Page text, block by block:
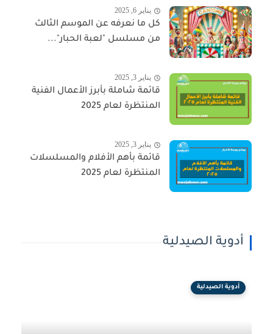
يناير 6, 2025
كل ما نعرفه عن الموسم الثالث
من مسلسل "لعبة الحبار"...
يناير 3, 2025
قائمة شاملة بأبرز الأعمال الفنية
المنتظرة لعام 2025
يناير 3, 2025
قائمة بأهم الأفلام والمسلسلات
المنتظرة لعام 2025
أدوية الصيدلية
أدوية الصيدلية